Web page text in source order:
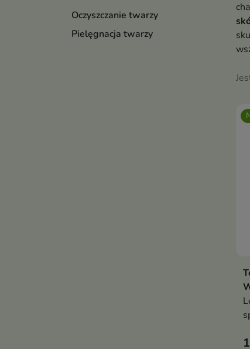
Oczyszczanie twarzy
Pielęgnacja twarzy